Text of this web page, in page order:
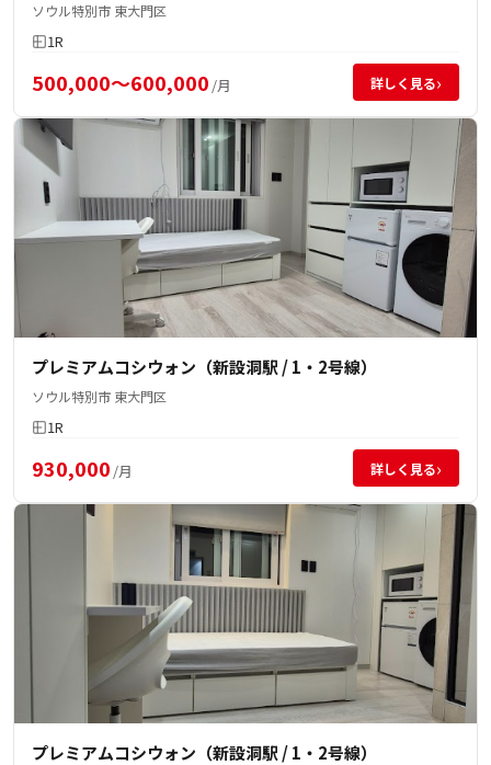
ソウル特別市 東大門区
1R
500,000～600,000 /月 詳しく見る›
プレミアムコシウォン（新設洞駅 / 1・2号線）
ソウル特別市 東大門区
1R
930,000 /月 詳しく見る›
プレミアムコシウォン（新設洞駅 / 1・2号線）